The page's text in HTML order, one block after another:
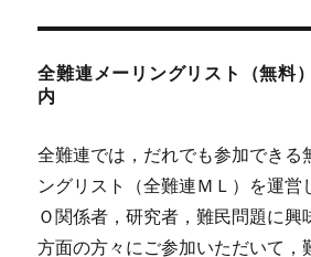
全難連メーリングリスト（無料
内
全難連では，だれでも参加できる
ングリスト（全難連ＭＬ）を運営
Ｏ関係者，研究者，難民問題に興
方面の方々にご参加いただいて，